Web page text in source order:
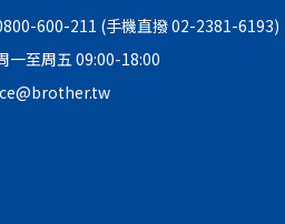
600-211 (手機直撥 02-2381-6193)
一至周五 09:00-18:00